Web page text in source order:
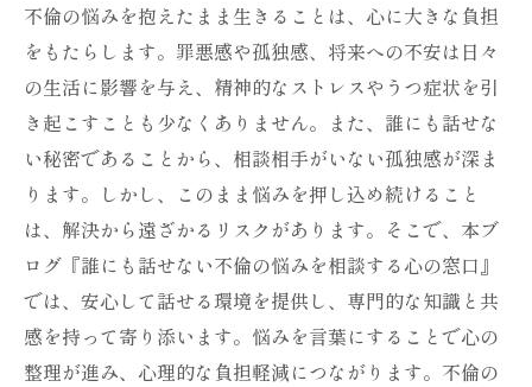
不倫の悩みを抱えたまま生きることは、心に大きな負担
をもたらします。罪悪感や孤独感、将来への不安は日々
の生活に影響を与え、精神的なストレスやうつ症状を引
き起こすことも少なくありません。また、誰にも話せな
い秘密であることから、相談相手がいない孤独感が深ま
ります。しかし、このまま悩みを押し込め続けること
は、解決から遠ざかるリスクがあります。そこで、本ブ
ログ『誰にも話せない不倫の悩みを相談する心の窓口』
では、安心して話せる環境を提供し、専門的な知識と共
感を持って寄り添います。悩みを言葉にすることで心の
整理が進み、心理的な負担軽減につながります。不倫の